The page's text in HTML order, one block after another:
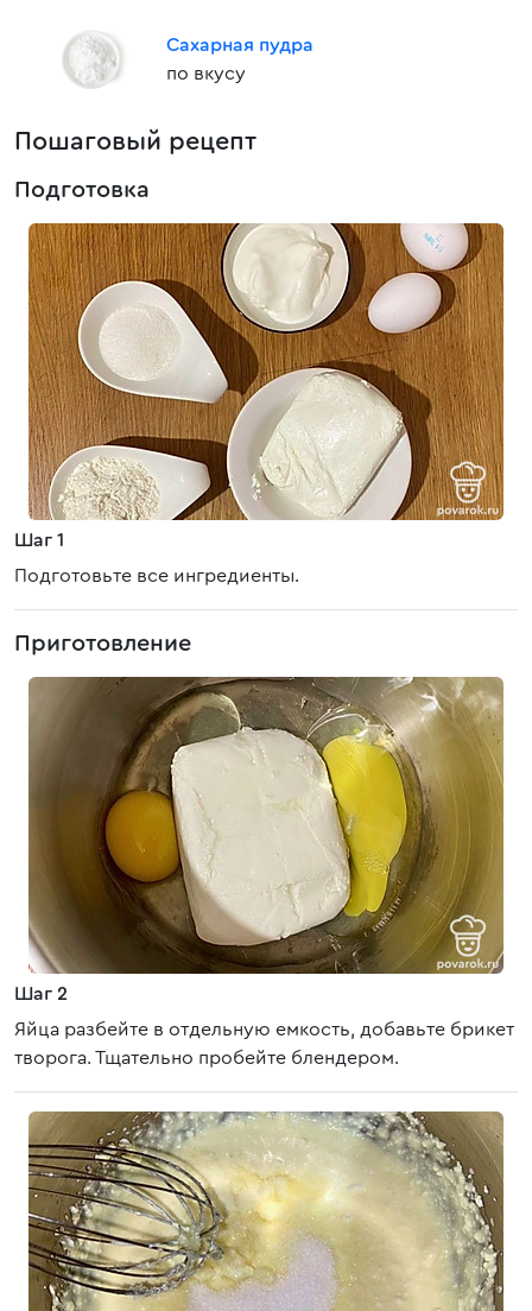
Сахарная пудра
по вкусу
Пошаговый рецепт
Подготовка
Шаг 1
Подготовьте все ингредиенты.
Приготовление
Шаг 2
Яйца разбейте в отдельную емкость, добавьте брикет
творога. Тщательно пробейте блендером.